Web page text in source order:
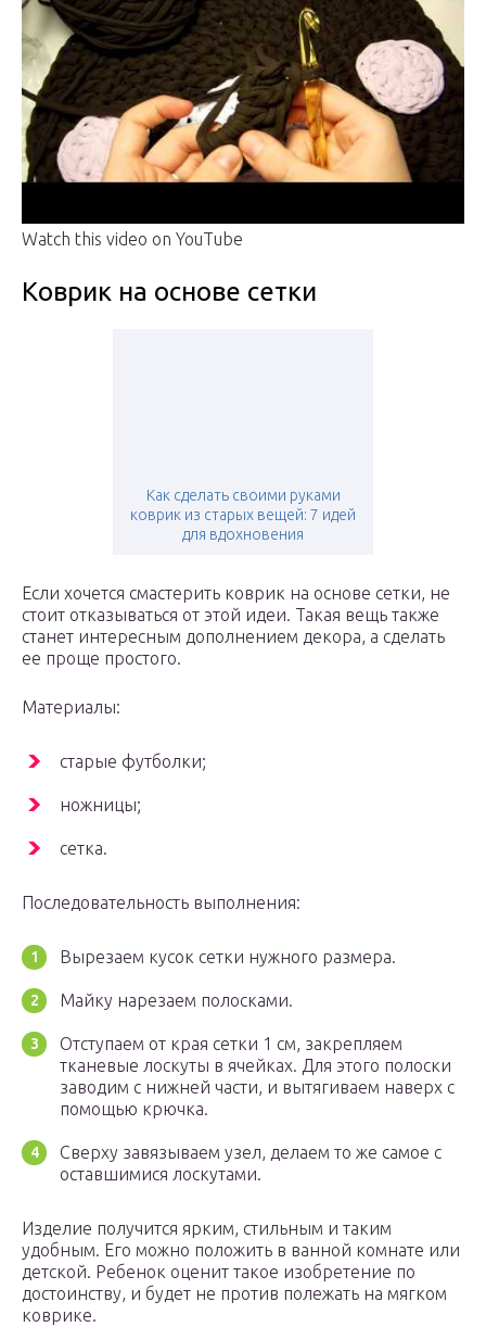
Watch this video on YouTube
Коврик на основе сетки
Как сделать своими руками
коврик из старых вещей: 7 идей
для вдохновения
Если хочется смастерить коврик на основе сетки, не
стоит отказываться от этой идеи. Такая вещь также
станет интересным дополнением декора, а сделать
ее проще простого.
Материалы:
старые футболки;
ножницы;
сетка.
Последовательность выполнения:
Вырезаем кусок сетки нужного размера.
Майку нарезаем полосками.
Отступаем от края сетки 1 см, закрепляем
тканевые лоскуты в ячейках. Для этого полоски
заводим с нижней части, и вытягиваем наверх с
помощью крючка.
Сверху завязываем узел, делаем то же самое с
оставшимися лоскутами.
Изделие получится ярким, стильным и таким
удобным. Его можно положить в ванной комнате или
детской. Ребенок оценит такое изобретение по
достоинству, и будет не против полежать на мягком
коврике.